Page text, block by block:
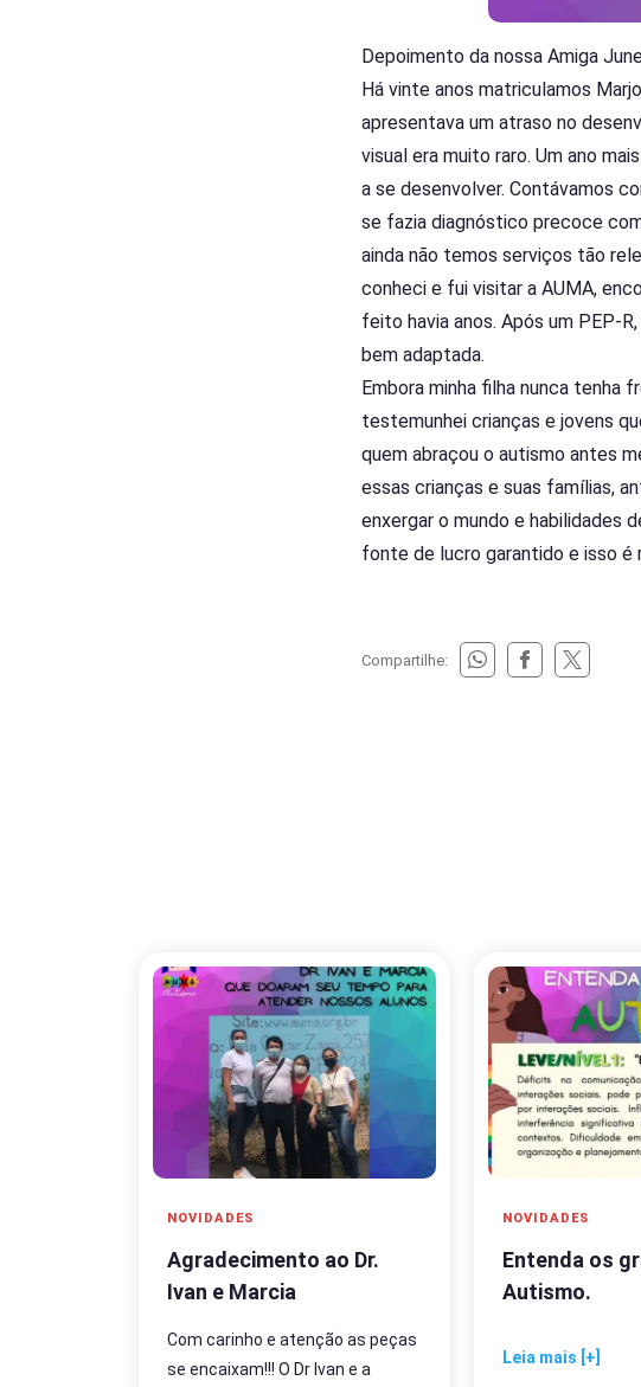
Depoimento da nossa Amiga
Há vinte anos matriculamos
apresentava um atraso no
visual era muito raro. Um ano
a se desenvolver. Contávamos
se fazia diagnóstico precoce
ainda não temos serviços tão
conheci e fui visitar a AUMA,
feito havia anos. Após um PEP-
bem adaptada.
Embora minha filha nunca tenha
testemunhei crianças e jovens
quem abraçou o autismo antes
essas crianças e suas famílias,
enxergar o mundo e habilidades
fonte de lucro garantido e isso é
Compartilhe:
NOVIDADES
Agradecimento ao Dr.
Ivan e Marcia
Com carinho e atenção as peças
se encaixam!!! O Dr Ivan e a
NOVIDADES
Entenda os
Autismo.
Leia mais [+]